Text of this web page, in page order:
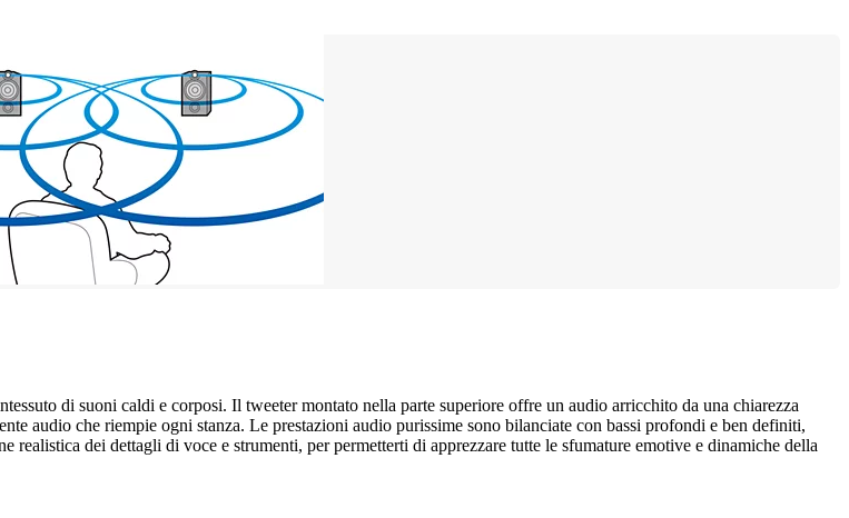
di suoni caldi e corposi. Il tweeter montato nella parte superiore offre un audio arricchito da una chiarezza
audio che riempie ogni stanza. Le prestazioni audio purissime sono bilanciate con bassi profondi e ben definiti,
dei dettagli di voce e strumenti, per permetterti di apprezzare tutte le sfumature emotive e dinamiche della